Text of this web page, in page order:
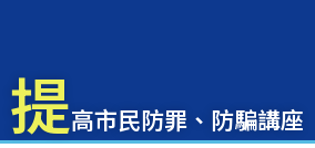
提高市民防罪、防騙講座